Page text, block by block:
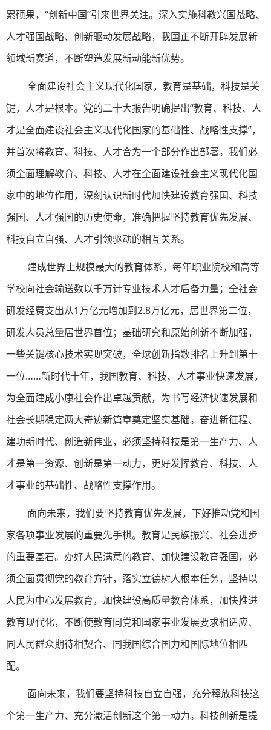
累硕果，“创新中国”引来世界关注。深入实施科教兴国战略、
人才强国战略、创新驱动发展战略，我国正不断开辟发展新
领域新赛道，不断塑造发展新动能新优势。
全面建设社会主义现代化国家，教育是基础，科技是关
键，人才是根本。党的二十大报告明确提出“教育、科技、人
才是全面建设社会主义现代化国家的基础性、战略性支撑”，
并首次将教育、科技、人才合为一个部分作出部署。我们必
须全面理解教育、科技、人才在全面建设社会主义现代化国
家中的地位作用，深刻认识新时代加快建设教育强国、科技
强国、人才强国的历史使命，准确把握坚持教育优先发展、
科技自立自强、人才引领驱动的相互关系。
建成世界上规模最大的教育体系，每年职业院校和高等
学校向社会输送数以千万计专业技术人才后备力量；全社会
研发经费支出从1万亿元增加到2.8万亿元，居世界第二位，
研发人员总量居世界首位；基础研究和原始创新不断加强，
一些关键核心技术实现突破，全球创新指数排名上升到第十
一位……新时代十年，我国教育、科技、人才事业快速发展，
为全面建成小康社会作出卓越贡献，为书写经济快速发展和
社会长期稳定两大奇迹新篇章奠定坚实基础。奋进新征程、
建功新时代、创造新伟业，必须坚持科技是第一生产力、人
才是第一资源、创新是第一动力，更好发挥教育、科技、人
才事业的基础性、战略性支撑作用。
面向未来，我们要坚持教育优先发展，下好推动党和国
家各项事业发展的重要先手棋。教育是民族振兴、社会进步
的重要基石。办好人民满意的教育、加快建设教育强国，必
须全面贯彻党的教育方针，落实立德树人根本任务，坚持以
人民为中心发展教育，加快建设高质量教育体系，加快推进
教育现代化，不断使教育同党和国家事业发展要求相适应、
同人民群众期待相契合、同我国综合国力和国际地位相匹
配。
面向未来，我们要坚持科技自立自强，充分释放科技这
个第一生产力、充分激活创新这个第一动力。科技创新是提